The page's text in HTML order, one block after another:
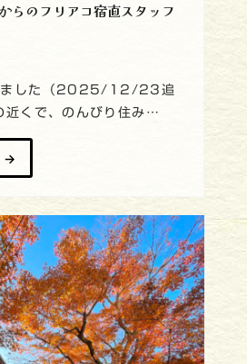
らのフリアコ宿直スタッフ
ました（2025/12/23追
近くで、のんびり住み…
→